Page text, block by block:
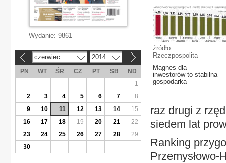
źródło:
Rzeczpospolita
Magnes dla
inwestorów to stabilna
gospodarka
raz drugi z
siedem lat
Ranking
Przemysłowo-
Wydanie: 9861
czerwiec 2014
PN WT ŚR CZ PT SB
ND
1
2
3 4 5 6 7
8
9
10 11 12 13 14
15
16
17 18 19 20 21
22
23
24 25 26 27 28
29
30